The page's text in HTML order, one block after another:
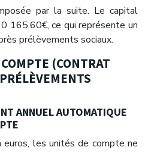
par la suite. Le capital
165.60€, ce qui représente un
prélèvements sociaux.
(CONTRAT
ANNUEL AUTOMATIQUE
euros, les unités de compte ne